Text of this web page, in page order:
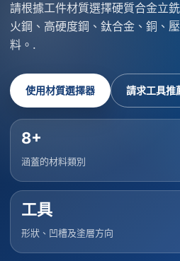
請根據工件材質選擇硬質合金立
火鋼、高硬度鋼、鈦合金、銅、
料。.
使用材質選擇器 請求工具推
8+
涵蓋的材料類別
工具
形狀、凹槽及塗層方向